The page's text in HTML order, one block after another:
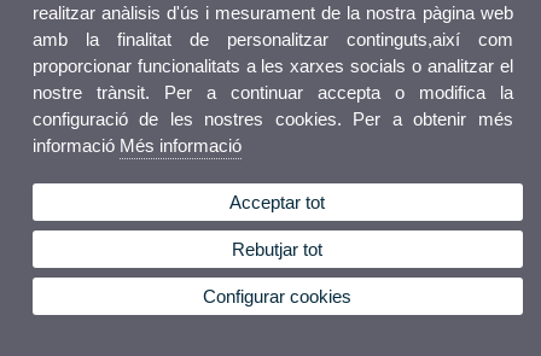
realitzar anàlisis d'ús i mesurament de la nostra pàgina web
amb la finalitat de personalitzar continguts,així com
proporcionar funcionalitats a les xarxes socials o analitzar el
nostre trànsit. Per a continuar accepta o modifica la
configuració de les nostres cookies. Per a obtenir més
informació Més informació
Acceptar tot
Rebutjar tot
Configurar cookies